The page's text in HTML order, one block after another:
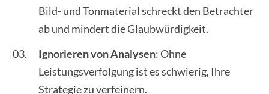
Bild- und Tonmaterial schreckt den Betrachter
ab und mindert die Glaubwürdigkeit.
Ignorieren von Analysen: Ohne
Leistungsverfolgung ist es schwierig, Ihre
Strategie zu verfeinern.